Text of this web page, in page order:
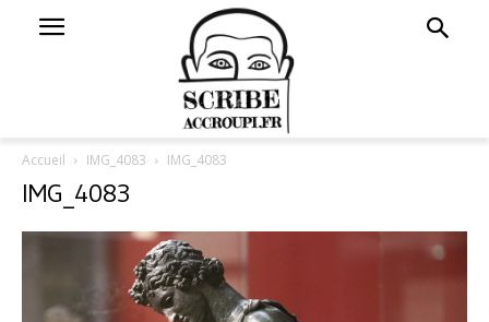
Accueil IMG_4083 IMG_4083
IMG_4083